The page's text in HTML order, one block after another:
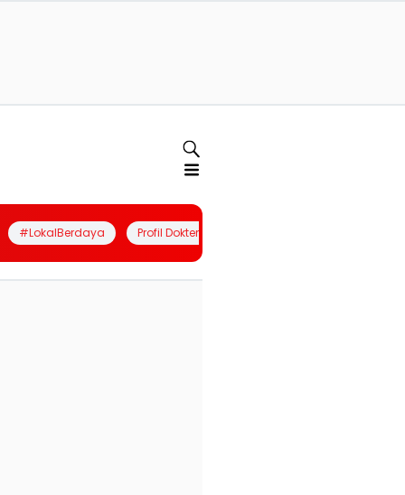
#LokalBerdaya Profil Dokter